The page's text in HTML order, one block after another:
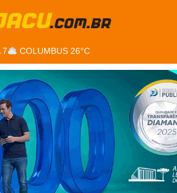
7 COLUMBUS 26°C